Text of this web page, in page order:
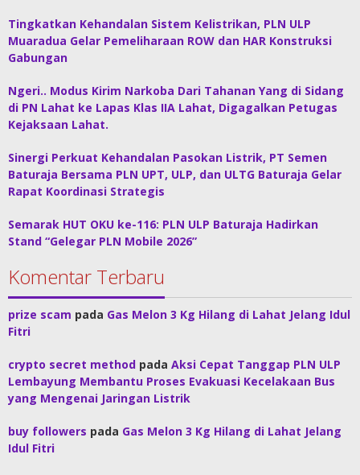
Tingkatkan Kehandalan Sistem Kelistrikan, PLN ULP
Muaradua Gelar Pemeliharaan ROW dan HAR Konstruksi
Gabungan
Ngeri.. Modus Kirim Narkoba Dari Tahanan Yang di Sidang
di PN Lahat ke Lapas Klas IIA Lahat, Digagalkan Petugas
Kejaksaan Lahat.
Sinergi Perkuat Kehandalan Pasokan Listrik, PT Semen
Baturaja Bersama PLN UPT, ULP, dan ULTG Baturaja Gelar
Rapat Koordinasi Strategis
Semarak HUT OKU ke-116: PLN ULP Baturaja Hadirkan
Stand “Gelegar PLN Mobile 2026”
Komentar Terbaru
prize scam pada Gas Melon 3 Kg Hilang di Lahat Jelang Idul
Fitri
crypto secret method pada Aksi Cepat Tanggap PLN ULP
Lembayung Membantu Proses Evakuasi Kecelakaan Bus
yang Mengenai Jaringan Listrik
buy followers pada Gas Melon 3 Kg Hilang di Lahat Jelang
Idul Fitri